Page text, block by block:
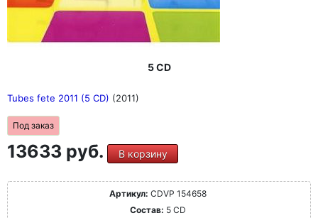
5 CD
Tubes fete 2011 (5 CD) (2011)
Под заказ
13633 руб. В корзину
Артикул: CDVP 154658
Состав: 5 CD